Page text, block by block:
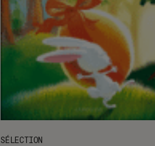
SÉLECTION